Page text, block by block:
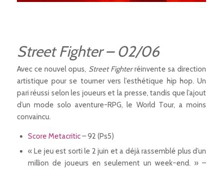
Street Fighter – 02/06
Avec ce nouvel opus, Street Fighterréinvente sa direction
artistique pour se tourner vers l’esthétique hip hop. Un
pari réussi selon les joueurs et la presse, tandis que l’ajout
d’un mode solo aventure-RPG, le World Tour, a moins
convaincu.
Score Metacritic– 92 (Ps5)
« Le jeu est sorti le 2 juin et a déjà rassemblé plus d’un
million de joueurs en seulement un week-end. » –